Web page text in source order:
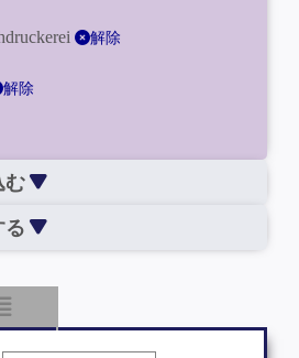
解除
解除
む
る